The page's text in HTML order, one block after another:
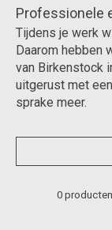
Professionele
Tijdens je werk
Daarom hebben
van Birkenstock
uitgerust met
sprake meer.
0 producten